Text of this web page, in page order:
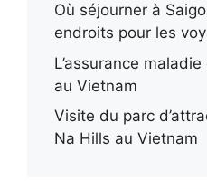
Où séjourner à
endroits pour les
L’assurance
au Vietnam
Visite du parc
Na Hills au Vietnam